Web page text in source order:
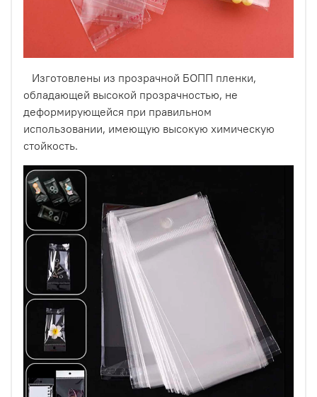
Купить их можно упаковками по 500 штук, за счёт чего
обеспечивается довольно низкая цена.
Изготовлены из прозрачной БОПП пленки,
обладающей высокой прозрачностью, не
деформирующейся при правильном
использовании, имеющую высокую химическую
стойкость.